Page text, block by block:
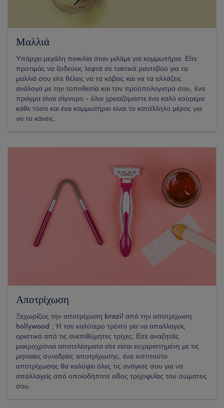
Μαλλιά
Υπάρχει μεγάλη ποικιλία όταν μιλάμε για κομμωτήρια. Είτε
προτιμάς να ξοδεύεις λεφτά σε τακτικά ραντεβού για τα
μαλλιά σου είτε θέλεις να τα κόβεις και να τα αλλάζεις
ανάλογα με την τοποθεσία και τον προϋπολογισμό σου, ένα
πράγμα είναι σίγουρο - όλοι χρειαζόμαστε ένα καλό κούρεμα
κάθε τόσο και ένα κομμωτήριο είναι το κατάλληλο μέρος για
να το κάνεις.
Αποτρίχωση
Ξεχωρίζεις την αποτρίχωση brazil από την αποτρίχωση
hollywood ; Ή τον καλύτερο τρόπο για να απαλλαγείς
οριστικά από τις ανεπιθύμητες τρίχες; Είτε αναζητάς
μακροχρόνια αποτελέσματα είτε είσαι ευχαριστημένη με τις
μηνιαίες συνεδρίες αποτρίχωσης, ένα ινστιτούτο
αποτρίχωσης θα καλύψει όλες τις ανάγκες σου για να
απαλλαγείς από οποιοδήποτε είδος τριχοφυΐας του σώματος
σου.